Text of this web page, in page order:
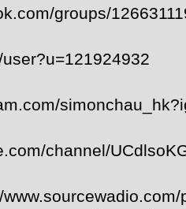
groups/
channel/